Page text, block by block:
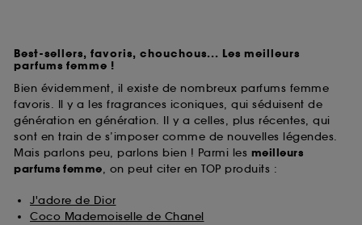
Best-sellers, favoris, chouchous... Les meilleurs
parfums femme !
Bien évidemment, il existe de nombreux parfums femme
favoris. Il y a les fragrances iconiques, qui séduisent de
génération en génération. Il y a celles, plus récentes, qui
sont en train de s’imposer comme de nouvelles légendes.
Mais parlons peu, parlons bien ! Parmi les meilleurs
parfums femme, on peut citer en TOP produits :
J'adore de Dior
Coco Mademoiselle de Chanel